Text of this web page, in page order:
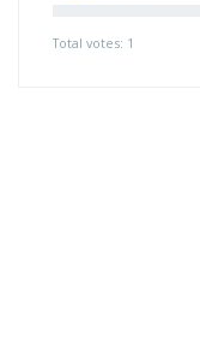
Total votes: 1